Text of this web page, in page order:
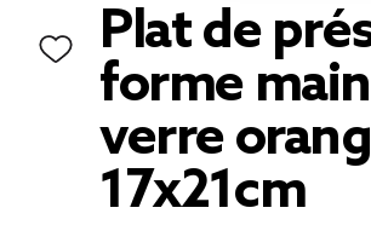
Plat de
forme
verre
17x21cm